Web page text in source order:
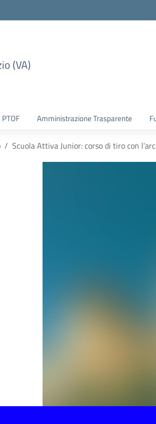
(VA)
PTOF Amministrazione Trasparente
Scuola Attiva Junior: corso di tiro con